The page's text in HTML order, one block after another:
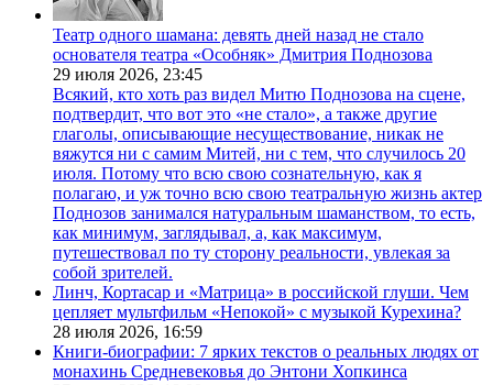
Театр одного шамана: девять дней назад не стало
основателя театра «Особняк» Дмитрия Поднозова
29 июля 2026, 23:45
Всякий, кто хоть раз видел Митю Поднозова на сцене,
подтвердит, что вот это «не стало», а также другие
глаголы, описывающие несуществование, никак не
вяжутся ни с самим Митей, ни с тем, что случилось 20
июля. Потому что всю свою сознательную, как я
полагаю, и уж точно всю свою театральную жизнь актер
Поднозов занимался натуральным шаманством, то есть,
как минимум, заглядывал, а, как максимум,
путешествовал по ту сторону реальности, увлекая за
собой зрителей.
Линч, Кортасар и «Матрица» в российской глуши. Чем
цепляет мультфильм «Непокой» с музыкой Курехина?
28 июля 2026, 16:59
Книги-биографии: 7 ярких текстов о реальных людях от
монахинь Средневековья до Энтони Хопкинса